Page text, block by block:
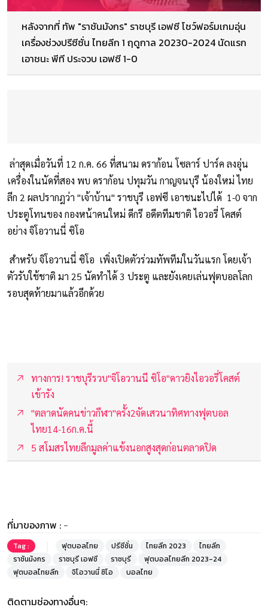
หลังจากที่ ทัพ "ราชันมังกร" ราชบุรี เอฟซี โชว์ฟอร์มเกมอุ่น
เครื่องช่วงปรีซีซั่น ไทยลีก 1 ฤดูกาล 20230-2024 นัดแรก
เอาชนะ พีที ประจวบ เอฟซี 1-0
ล่าสุดเมื่อวันที่ 12 ก.ค. 66 ที่สนาม ดราก้อน โซลาร์ ปาร์ค ลงอุ่น
เครื่องในนัดที่สอง พบ ดราก้อน ปทุมวัน กาญจนบุรี น้องใหม่ ไทย
ลีก 2 ผลปรากฎว่า "เจ้าบ้าน" ราชบุรี เอฟซี เอาชนะไปได้ 1-0 จาก
ประตูโทนของ กองหน้าคนใหม่ ดีกรี อดีตทีมชาติ ไอวอรี่ โคสต์
อย่าง จิโอวานนี่ ซิโอ
สำหรับ จิโอวานนี่ ซิโอ เพิ่งเปิดตัวร่วมทัพทีมในวันแรก โดยเจ้า
ตัวรับใช้ชาติ มา 25 นัดทำได้ 3 ประตู และยังเคยเล่นฟุตบอลโลก
รอบสุดท้ายมาแล้วอีกด้วย
ทางการ! ราชบุรีรวบ"จิโอวานนี ซิโอ"ดาวยิงไอวอรี่โคสต์
เข้ารัง
"ตลาดนัดคนข่าวกีฬา"ครั้ง2จัดเสวนาทิศทางฟุตบอล
ไทย14-16ก.ค.นี้
5 สโมสรไทยลีกมูลค่าแข้งนอกสูงสุดก่อนตลาดปิด
ที่มาของภาพ : -
Tag : ฟุตบอลไทย ปรีซีซั่น ไทยลีก 2023
ไทยลีก
ราชันมังกร
ราชบุรี เอฟซี ราชบุรี
ฟุตบอลไทยลีก 2023-24
ฟุตบอลไทยลีก
จิโอวานนี่ ซิโอ บอลไทย
ติดตามช่องทางอื่นๆ: